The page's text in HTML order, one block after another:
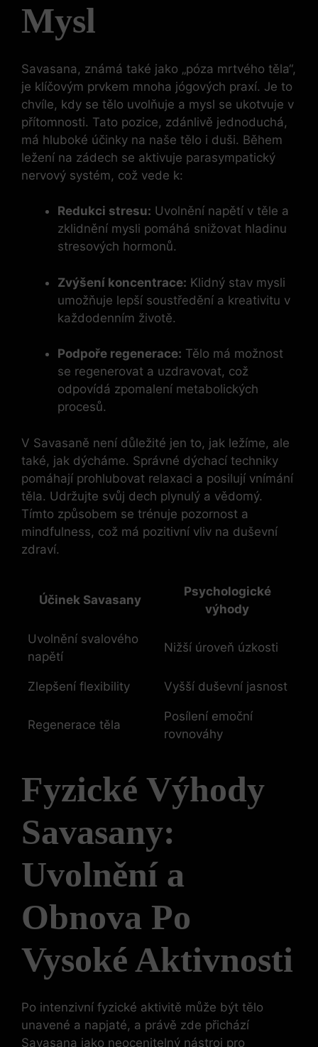
Mysl
Savasana, známá také jako „póza mrtvého těla“,
je klíčovým prvkem mnoha jógových praxí. Je to
chvíle, kdy se tělo uvolňuje a mysl se ukotvuje v
přítomnosti. Tato pozice, zdánlivě jednoduchá,
má hluboké účinky na naše tělo i duši. Během
ležení na zádech se aktivuje parasympatický
nervový systém, což vede k:
Redukci stresu: Uvolnění napětí v těle a
zklidnění mysli pomáhá snižovat hladinu
stresových hormonů.
Zvýšení koncentrace: Klidný stav mysli
umožňuje lepší soustředění a kreativitu v
každodenním životě.
Podpoře regenerace: Tělo má možnost
se regenerovat a uzdravovat, což
odpovídá zpomalení metabolických
procesů.
V Savasaně není důležité jen to, jak ležíme, ale
také, jak dýcháme. Správné dýchací techniky
pomáhají prohlubovat relaxaci a posilují vnímání
těla. Udržujte svůj dech plynulý a vědomý.
Tímto způsobem se trénuje pozornost a
mindfulness, což má pozitivní vliv na duševní
zdraví.
Účinek Savasany
Psychologické
výhody
Uvolnění svalového
napětí
Nižší úroveň úzkosti
Zlepšení flexibility Vyšší duševní jasnost
Regenerace těla
Posílení emoční
rovnováhy
Fyzické Výhody
Savasany:
Uvolnění a
Obnova Po
Vysoké Aktivnosti
Po intenzivní fyzické aktivitě může být tělo
unavené a napjaté, a právě zde přichází
Savasana jako neocenitelný nástroj pro